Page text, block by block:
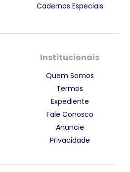
Cadernos Especiais
Institucionais
Quem Somos
Termos
Expediente
Fale Conosco
Anuncie
Privacidade